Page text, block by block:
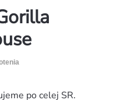
po celej SR.